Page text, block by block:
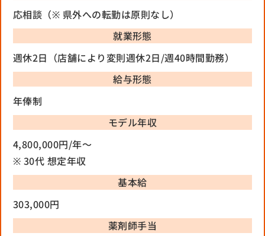
応相談（※ 県外への転勤は原則なし）
就業形態
週休2日（店舗により変則週休2日/週40時間勤務）
給与形態
年俸制
モデル年収
4,800,000円/年〜
※ 30代 想定年収
基本給
303,000円
薬剤師手当